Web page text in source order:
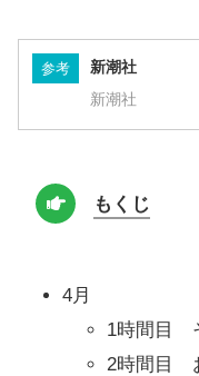
参考 新潮社
新潮社
もくじ
4月
1時間目
2時間目